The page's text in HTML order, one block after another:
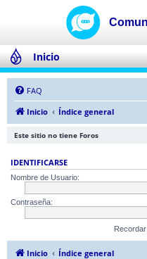
Inicio
FAQ
Inicio
Índice general
Este sitio no tiene Foros
IDENTIFICARSE
Nombre de Usuario:
Contraseña:
Recordar
Inicio Índice general